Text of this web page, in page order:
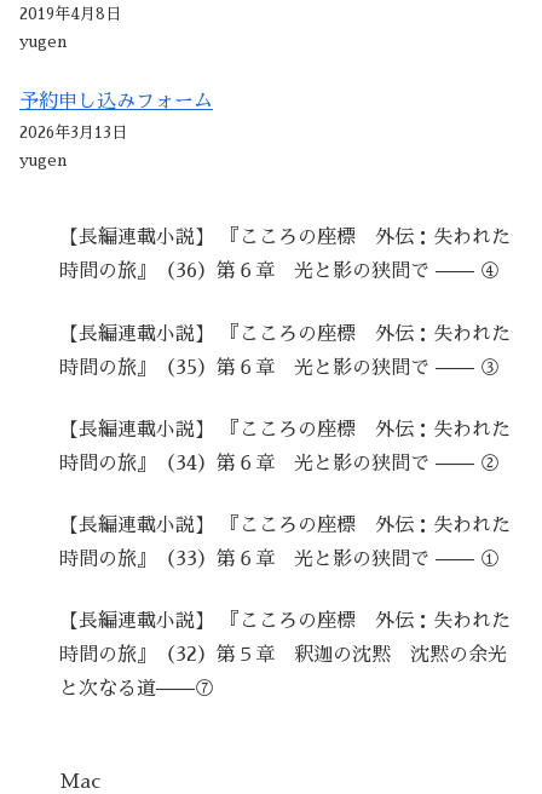
2019年4月8日
yugen
予約申し込みフォーム
2026年3月13日
yugen
【長編連載小説】 『こころの座標 外伝：失われた
時間の旅』（36）第６章 光と影の狭間で —— ④
【長編連載小説】 『こころの座標 外伝：失われた
時間の旅』（35）第６章 光と影の狭間で —— ③
【長編連載小説】 『こころの座標 外伝：失われた
時間の旅』（34）第６章 光と影の狭間で —— ②
【長編連載小説】 『こころの座標 外伝：失われた
時間の旅』（33）第６章 光と影の狭間で —— ①
【長編連載小説】 『こころの座標 外伝：失われた
時間の旅』（32）第５章 釈迦の沈黙 沈黙の余光
と次なる道——⑦
Mac